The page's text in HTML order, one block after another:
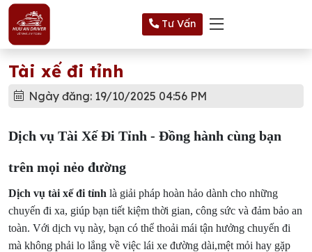
Tư Vấn
Tài xế đi tỉnh
Ngày đăng: 19/10/2025 04:56 PM
Dịch vụ Tài Xế Đi Tỉnh - Đồng hành cùng bạn
trên mọi nẻo đường
Dịch vụ tài xế đi tỉnh là giải pháp hoàn hảo dành cho những
chuyến đi xa, giúp bạn tiết kiệm thời gian, công sức và đảm bảo an
toàn. Với dịch vụ này, bạn có thể thoải mái tận hưởng chuyến đi
mà không phải lo lắng về việc lái xe đường dài,mệt mỏi hay gặp